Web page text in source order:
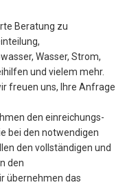
Beratung zu
Wasser, Strom,
und vielem mehr.
freuen uns, Ihre Anfrage
den einreichungs-
bei den notwendigen
den vollständigen und
den
übernehmen das